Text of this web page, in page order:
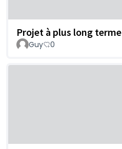
Projet à plus long terme
Guy 0